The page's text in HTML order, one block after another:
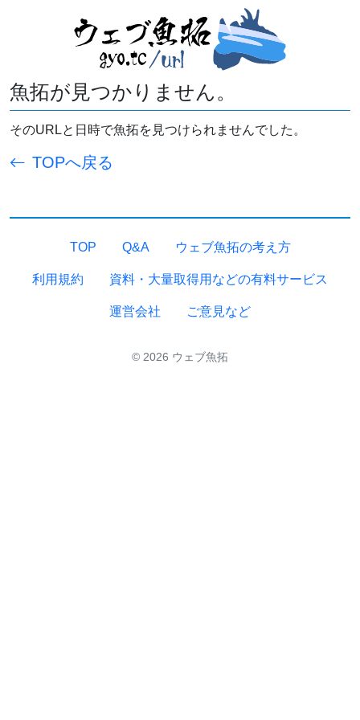
魚拓が見つかりません。
そのURLと日時で魚拓を見つけられませんでした。
TOPへ戻る
TOP Q&A ウェブ魚拓の考え方
利用規約 資料・大量取得用などの有料サービス
運営会社 ご意見など
© 2026 ウェブ魚拓